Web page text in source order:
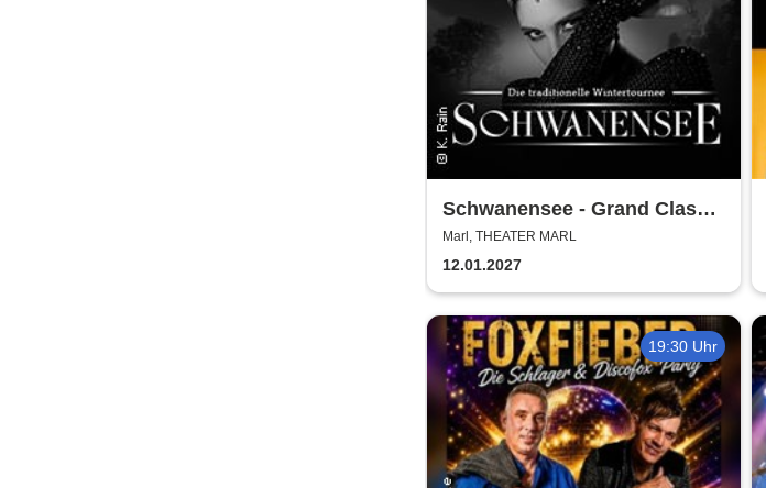
Schwanensee - Grand Classic
Ballet - Die traditionelle
Wintertournee
Marl, THEATER MARL
12.01.2027
19:30 Uhr